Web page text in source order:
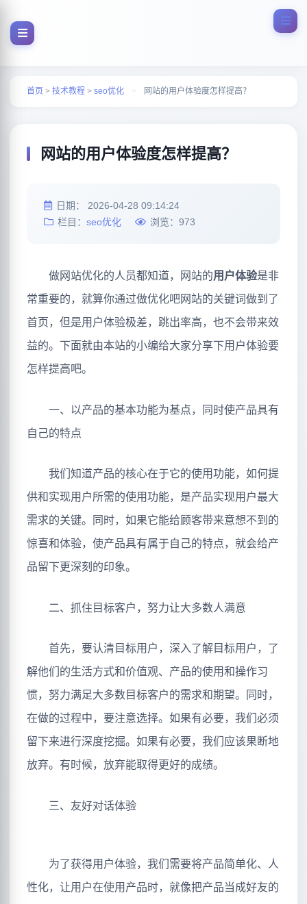
首页 > 技术教程 > seo优化 > 网站的用户体验度怎样提高？
网站的用户体验度怎样提高？
日期： 2026-04-28 09:14:24
栏目： seo优化 浏览： 973
做网站优化的人员都知道，网站的用户体验是非
常重要的，就算你通过做优化吧网站的关键词做到了
首页，但是用户体验极差，跳出率高，也不会带来效
益的。下面就由本站的小编给大家分享下用户体验要
怎样提高吧。
一、以产品的基本功能为基点，同时使产品具有
自己的特点
我们知道产品的核心在于它的使用功能，如何提
供和实现用户所需的使用功能，是产品实现用户最大
需求的关键。同时，如果它能给顾客带来意想不到的
惊喜和体验，使产品具有属于自己的特点，就会给产
品留下更深刻的印象。
二、抓住目标客户，努力让大多数人满意
首先，要认清目标用户，深入了解目标用户，了
解他们的生活方式和价值观、产品的使用和操作习
惯，努力满足大多数目标客户的需求和期望。同时，
在做的过程中，要注意选择。如果有必要，我们必须
留下来进行深度挖掘。如果有必要，我们应该果断地
放弃。有时候，放弃能取得更好的成绩。
三、友好对话体验
为了获得用户体验，我们需要将产品简单化、人
性化，让用户在使用产品时，就像把产品当成好友的